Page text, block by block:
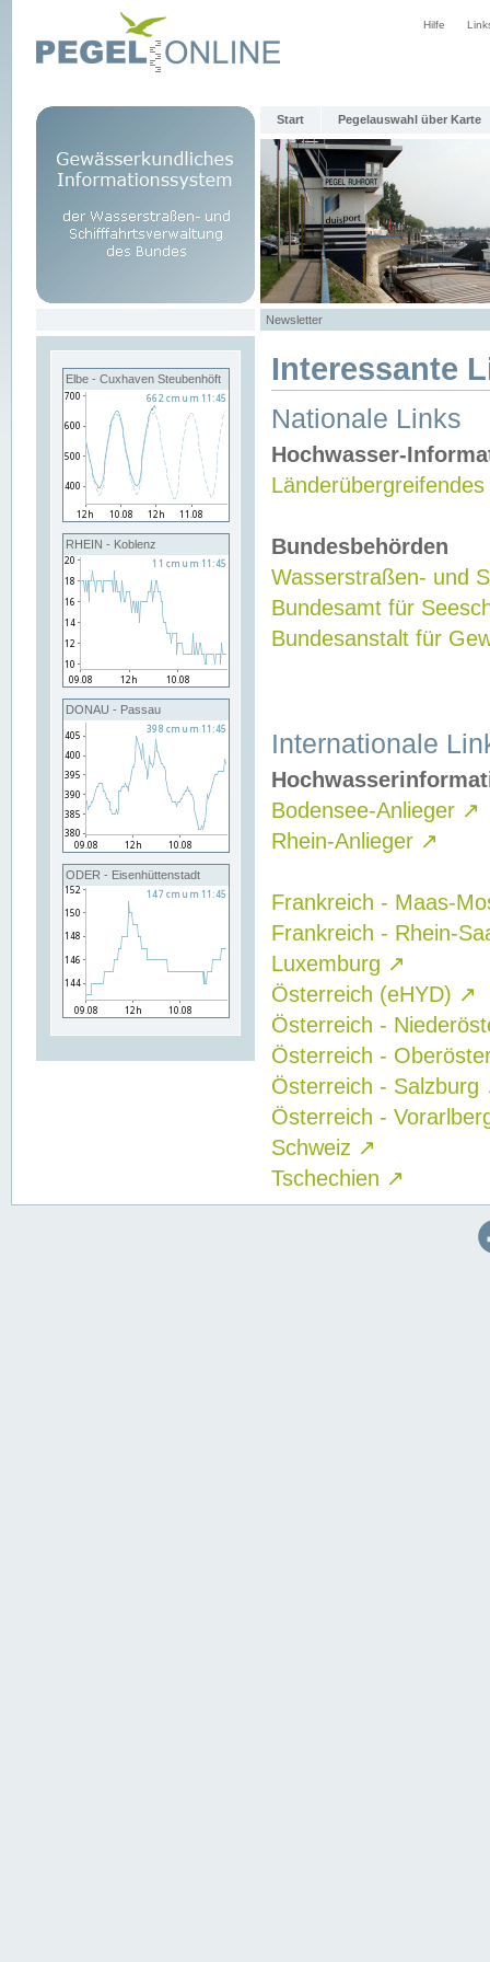
Hilfe
Start Pegelauswahl über Karte
Newsletter
Elbe - Cuxhaven Steubenhöft
RHEIN - Koblenz
DONAU - Passau
ODER - Eisenhüttenstadt
Interessante
Nationale Links
Hochwasser-
Bundesbehörden
Wasserstraßen- und
Bundesamt für
Bundesanstalt für
Internationale
Bodensee-Anlieger ↗
Rhein-Anlieger ↗
Frankreich - Maas-
Frankreich - Rhein-
Luxemburg ↗
Österreich (eHYD) ↗
Österreich -
Österreich -
Österreich - Salzburg
Österreich -
Schweiz ↗
Tschechien ↗